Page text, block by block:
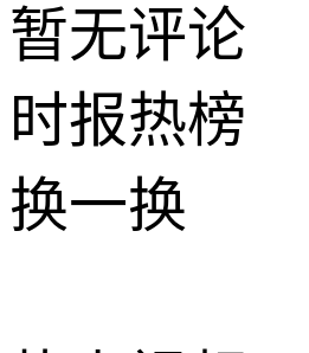
暂无评论
时报热榜
换一换